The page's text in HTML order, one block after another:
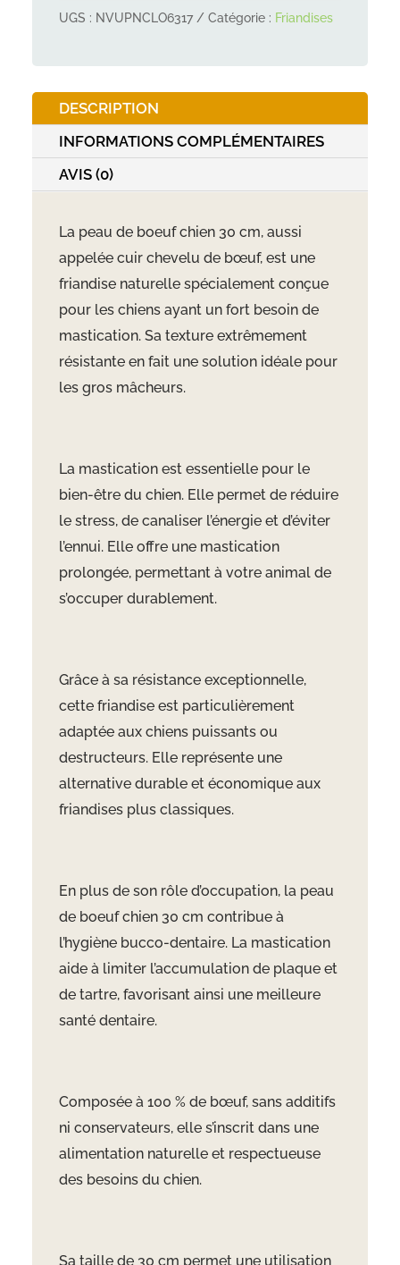
de
UGS : NVUPNCLO6317 Catégorie : Friandises
DESCRIPTION
INFORMATIONS COMPLÉMENTAIRES
AVIS (0)
La peau de boeuf chien 30 cm, aussi
appelée cuir chevelu de bœuf, est une
friandise naturelle spécialement conçue
pour les chiens ayant un fort besoin de
mastication. Sa texture extrêmement
résistante en fait une solution idéale pour
les gros mâcheurs.
La mastication est essentielle pour le
bien-être du chien. Elle permet de réduire
le stress, de canaliser l’énergie et d’éviter
l’ennui. Elle offre une mastication
prolongée, permettant à votre animal de
s’occuper durablement.
Grâce à sa résistance exceptionnelle,
cette friandise est particulièrement
adaptée aux chiens puissants ou
destructeurs. Elle représente une
alternative durable et économique aux
friandises plus classiques.
En plus de son rôle d’occupation, la peau
de boeuf chien 30 cm contribue à
l’hygiène bucco-dentaire. La mastication
aide à limiter l’accumulation de plaque et
de tartre, favorisant ainsi une meilleure
santé dentaire.
Composée à 100 % de bœuf, sans additifs
ni conservateurs, elle s’inscrit dans une
alimentation naturelle et respectueuse
des besoins du chien.
Sa taille de 30 cm permet une utilisation